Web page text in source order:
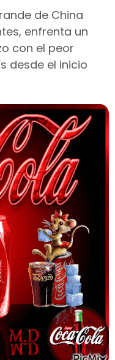
de China
enfrenta un
con el peor
desde el inicio